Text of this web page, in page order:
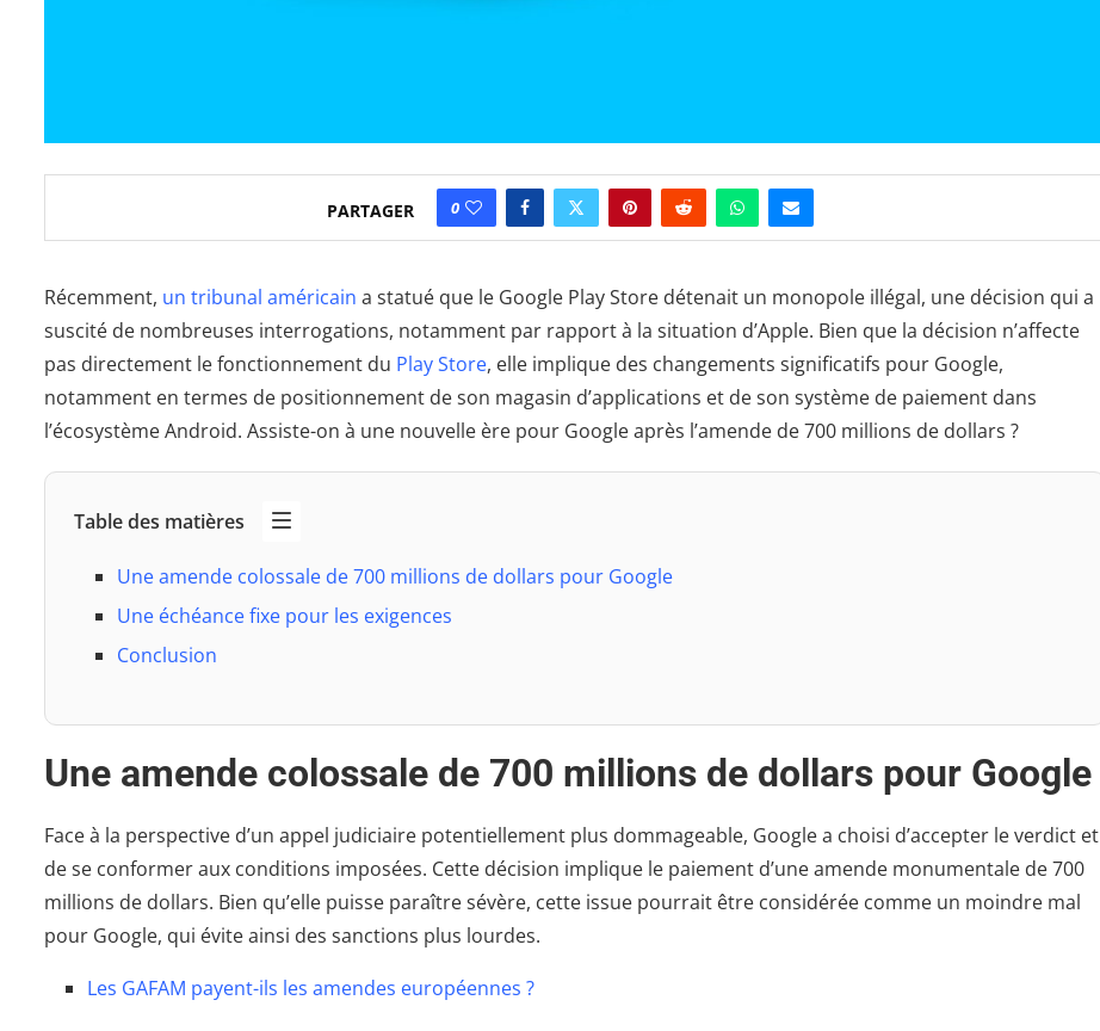
PARTAGER 0
Récemment, un tribunal américain a statué que le Google Play Store détenait un monopole illégal, une décision qui a
suscité de nombreuses interrogations, notamment par rapport à la situation d’Apple. Bien que la décision n’affecte
pas directement le fonctionnement du Play Store, elle implique des changements significatifs pour Google,
notamment en termes de positionnement de son magasin d’applications et de son système de paiement dans
l’écosystème Android. Assiste-on à une nouvelle ère pour Google après l’amende de 700 millions de dollars ?
Table des matières
Une amende colossale de 700 millions de dollars pour Google
Une échéance fixe pour les exigences
Conclusion
Une amende colossale de 700 millions de dollars pour Google
Face à la perspective d’un appel judiciaire potentiellement plus dommageable, Google a choisi d’accepter le verdict et
de se conformer aux conditions imposées. Cette décision implique le paiement d’une amende monumentale de 700
millions de dollars. Bien qu’elle puisse paraître sévère, cette issue pourrait être considérée comme un moindre mal
pour Google, qui évite ainsi des sanctions plus lourdes.
Les GAFAM payent-ils les amendes européennes ?